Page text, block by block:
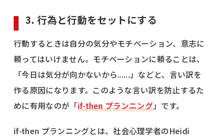
3. 行為と行動をセットにする
行動するときは自分の気分やモチベーション、意志に
頼ってはいけません。モチベーションに頼ることは、
「今日は気分が向かないから......」などと、言い訳を
作る原因になります。このような言い訳を防止するた
めに有用なのが「if-then プランニング」です。
if-then プランニングとは、社会心理学者のHeidi